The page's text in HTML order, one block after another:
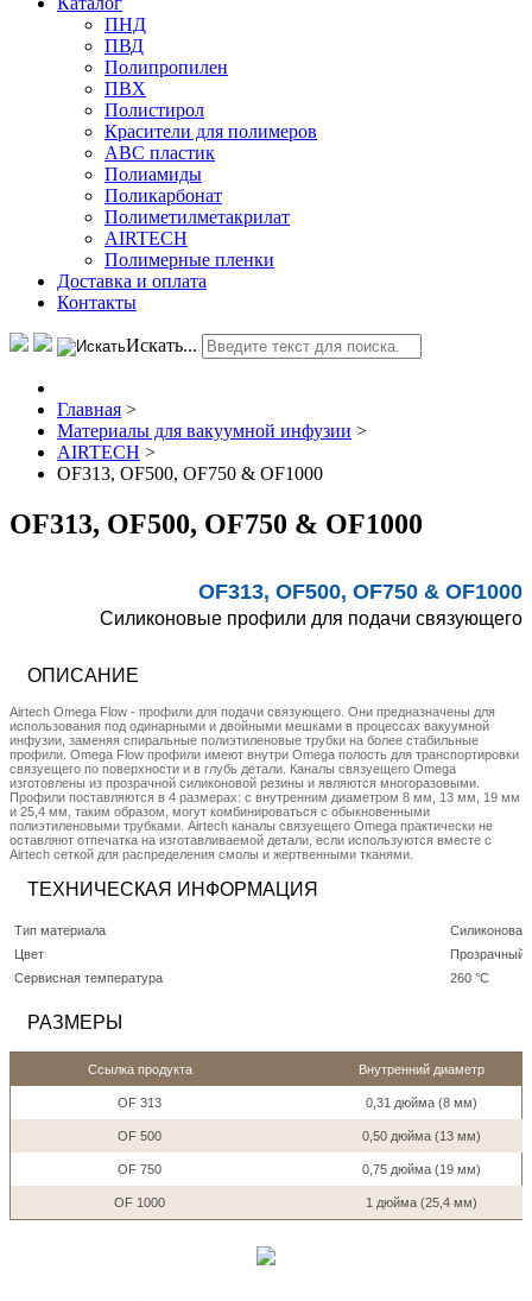
ПНД
ПВД
Полипропилен
ПВХ
Полистирол
Красители для полимеров
АВС пластик
Полиамиды
Поликарбонат
Полиметилметакрилат
AIRTECH
Полимерные пленки
Доставка и оплата
Контакты
Искать...
Главная >
Материалы для вакуумной инфузии >
AIRTECH >
OF313, OF500, OF750 & OF1000
OF313, OF500, OF750 & OF1000
OF313, OF500, OF750 & OF1000
Силиконовые профили для подачи связующего
ОПИСАНИЕ
Airtech Omega Flow - профили для подачи связующего. Они предназначены для
использования под одинарными и двойными мешками в процессах вакуумной
инфузии, заменяя спиральные полиэтиленовые трубки на более стабильные
профили. Omega Flow профили имеют внутри Omega полость для транспортировки
связуещего по поверхности и в глубь детали. Каналы связуещего Omega
изготовлены из прозрачной силиконовой резины и являются многоразовыми.
Профили поставляются в 4 размерах: с внутренним диаметром 8 мм, 13 мм, 19 мм
и 25,4 мм, таким образом, могут комбинироваться с обыкновенными
полиэтиленовыми трубками. Airtech каналы связуещего Omega практически не
оставляют отпечатка на изготавливаемой детали, если используются вместе с
Airtech сеткой для распределения смолы и жертвенными тканями.
ТЕХНИЧЕСКАЯ ИНФОРМАЦИЯ
Тип материала
Силиконовая
Цвет
Прозрачный
Сервисная температура
260 °C
РАЗМЕРЫ
Ссылка продукта Внутренний диаметр
OF 313 0,31 дюйма (8 мм)
OF 500 0,50 дюйма (13 мм)
OF 750 0,75 дюйма (19 мм)
OF 1000 1 дюйма (25,4 мм)